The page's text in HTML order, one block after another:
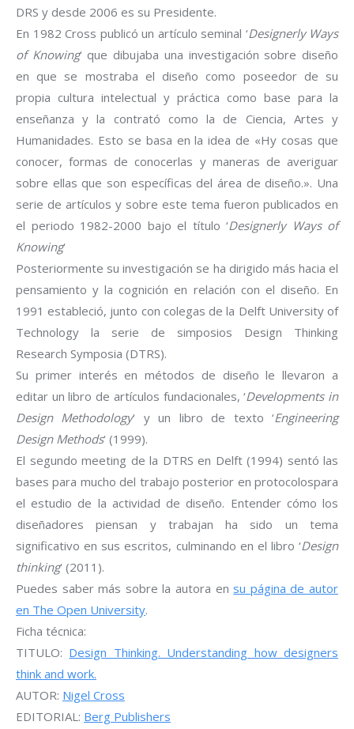
DRS y desde 2006 es su Presidente.
En 1982 Cross publicó un artículo seminal ‘Designerly Ways
of Knowing‘ que dibujaba una investigación sobre diseño
en que se mostraba el diseño como poseedor de su
propia cultura intelectual y práctica como base para la
enseñanza y la contrató como la de Ciencia, Artes y
Humanidades. Esto se basa en la idea de «Hy cosas que
conocer, formas de conocerlas y maneras de averiguar
sobre ellas que son específicas del área de diseño.». Una
serie de artículos y sobre este tema fueron publicados en
el periodo 1982-2000 bajo el título ‘Designerly Ways of
Knowing‘
Posteriormente su investigación se ha dirigido más hacia el
pensamiento y la cognición en relación con el diseño. En
1991 estableció, junto con colegas de la Delft University of
Technology la serie de simposios Design Thinking
Research Symposia (DTRS).
Su primer interés en métodos de diseño le llevaron a
editar un libro de artículos fundacionales, ‘Developments in
Design Methodology‘ y un libro de texto ‘Engineering
Design Methods‘ (1999).
El segundo meeting de la DTRS en Delft (1994) sentó las
bases para mucho del trabajo posterior en protocolospara
el estudio de la actividad de diseño. Entender cómo los
diseñadores piensan y trabajan ha sido un tema
significativo en sus escritos, culminando en el libro ‘Design
thinking‘ (2011).
Puedes saber más sobre la autora ensu página de autor
en The Open University.
Ficha técnica:
TITULO: Design Thinking. Understanding how designers
think and work.
AUTOR: Nigel Cross
EDITORIAL: Berg Publishers